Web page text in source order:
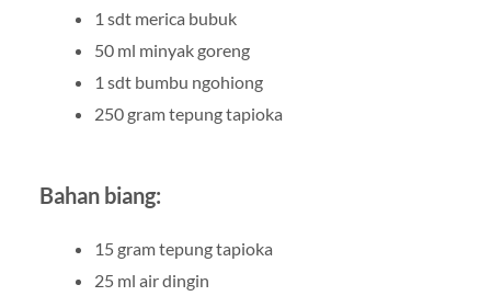
1 sdt merica bubuk
50 ml minyak goreng
1 sdt bumbu ngohiong
250 gram tepung tapioka
Bahan biang:
15 gram tepung tapioka
25 ml air dingin